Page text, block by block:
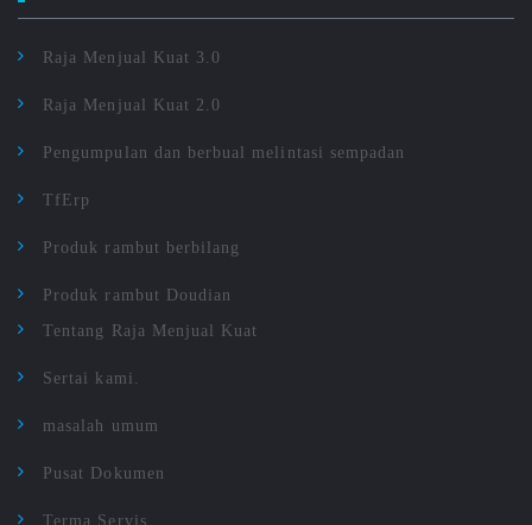
Raja Menjual Kuat 3.0
Raja Menjual Kuat 2.0
Pengumpulan dan berbual melintasi sempadan
TfErp
Produk rambut berbilang
Produk rambut Doudian
Tentang Raja Menjual Kuat
Sertai kami.
masalah umum
Pusat Dokumen
Terma Servis